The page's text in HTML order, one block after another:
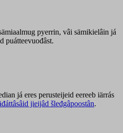
pyerrin, vâi sämikielâin já
puátteevuođâst.
já eres perusteijeid eereeb iärrás
jieijâd šleđgâpoostân.